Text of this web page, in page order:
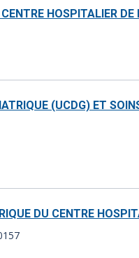
HOSPITALIER
(UCDG) ET
DU CENTRE